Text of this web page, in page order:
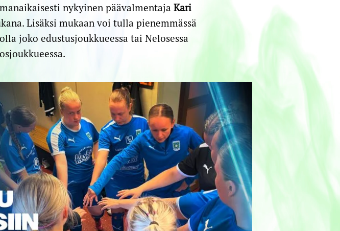
nykyinen päävalmentaja Kari
Lisäksi mukaan voi tulla pienemmässä
joko edustusjoukkueessa tai Nelosessa